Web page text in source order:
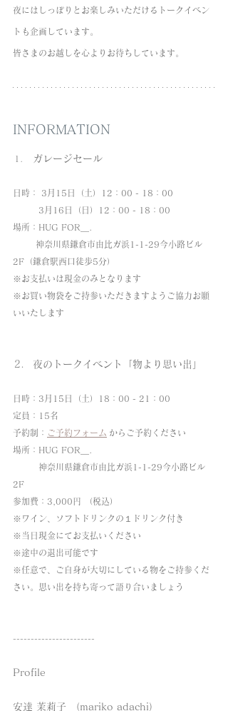
夜にはしっぽりとお楽しみいただけるトークイベン
トも企画しています。
皆さまのお越しを心よりお待ちしています。
INFORMATION
ガレージセール
日時： 3月15日（土）12：00 - 18：00
3月16日（日）12：00 - 18：00
場所：HUG FOR＿.
神奈川県鎌倉市由比ガ浜1-1-29今小路ビル
2F（鎌倉駅西口徒歩5分）
※お支払いは現金のみとなります
※お買い物袋をご持参いただきますようご協力お願
いいたします
夜のトークイベント「物より思い出」
日時：3月15日（土）18：00 - 21：00
定員：15名
予約制： ご予約フォーム からご予約ください
場所：HUG FOR＿.
神奈川県鎌倉市由比ガ浜1-1-29今小路ビル
2F
参加費：3,000円 （税込）
※ワイン、ソフトドリンクの１ドリンク付き
※当日現金にてお支払いください
※途中の退出可能です
※任意で、ご自身が大切にしている物をご持参くだ
さい。思い出を持ち寄って語り合いましょう
-----------------------
Profile
安達 茉莉子 （mariko adachi）